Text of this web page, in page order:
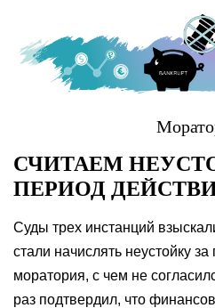
СЧИТАЕМ
ПЕРИОД
Суды трех инстанций
стали начислять неустойку
моратория, с чем не
раз подтвердил, что